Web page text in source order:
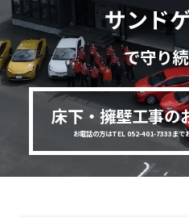
サンド
で守り
床下・擁壁工事の
お電話の方はTEL 052-401-7333まで